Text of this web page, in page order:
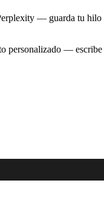
— guarda tu
— escribe